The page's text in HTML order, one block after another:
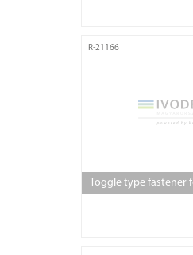
R-21166
Toggle type fastener